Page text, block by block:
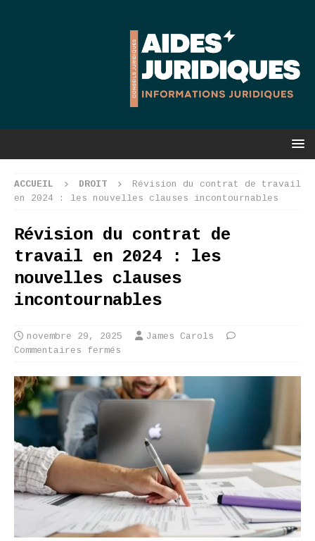
ACCUEIL DROIT
Révision du contrat de travail
en 2024 : les nouvelles clauses incontournables
Révision du contrat de
travail en 2024 : les
nouvelles clauses
incontournables
novembre 29, 2025
James Carols
Commentaires fermés